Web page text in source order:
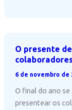
propósito
da
comunicação
O presente
6 de novembro de
O final do ano
presentear os